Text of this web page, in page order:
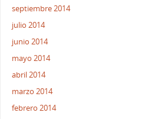
septiembre 2014
julio 2014
junio 2014
mayo 2014
abril 2014
marzo 2014
febrero 2014